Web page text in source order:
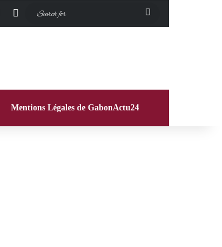
InstagramSwitch skin
Mentions Légales de GabonActu24